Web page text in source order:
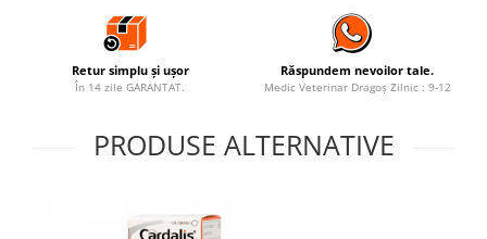
Retur simplu și ușor
În 14 zile GARANTAT.
Răspundem nevoilor tale.
Medic Veterinar Dragoș Zilnic : 9-12
PRODUSE ALTERNATIVE